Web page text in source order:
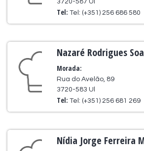
3720-587 Ul
Tel:Tel: (+351) 256 686 580
Nazaré Rodrigues
Morada:
Rua do Avelão, 89
3720-583 Ul
Tel:Tel: (+351) 256 681 269
Nídia Jorge Ferreira